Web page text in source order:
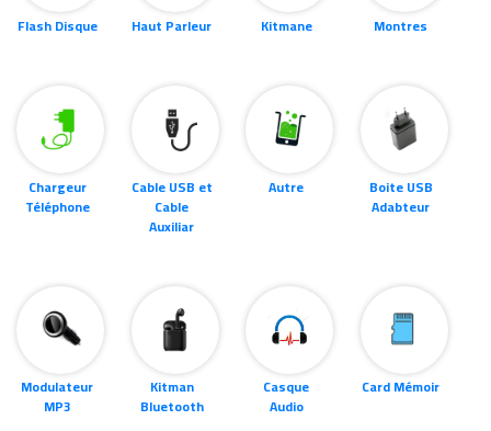
Flash Disque Haut Parleur Kitmane Montres
Chargeur
Téléphone
Cable USB et
Cable
Auxiliar
Autre Boite USB
Adabteur
Modulateur
MP3
Kitman
Bluetooth
Casque
Audio
Card Mémoir